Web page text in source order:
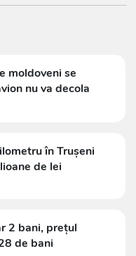
moldoveni se
nu va decola
în Trușeni
de lei
2 bani, prețul
de bani